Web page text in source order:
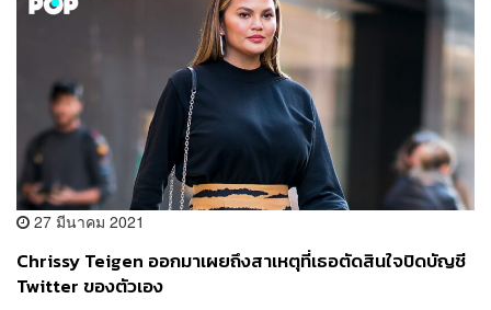
27 มีนาคม 2021
Chrissy Teigen ออกมาเผยถึงสาเหตุที่เธอตัดสินใจปิดบัญชี
Twitter ของตัวเอง